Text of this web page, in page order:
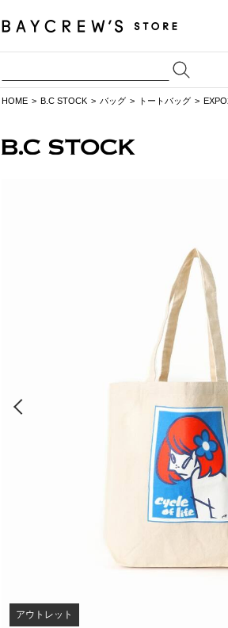
HOME B.C STOCK バッグ トートバッグ
アウトレット